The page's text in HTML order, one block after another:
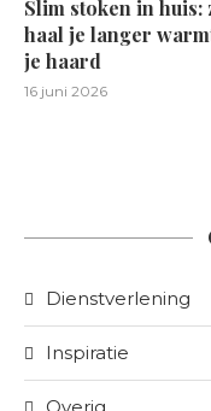
Slim stoken in huis:
haal je langer
je haard
16 juni 2026
Dienstverlening
Inspiratie